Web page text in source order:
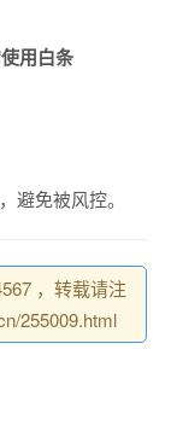
用白条
避免被风控。
，转载请注
255009.html